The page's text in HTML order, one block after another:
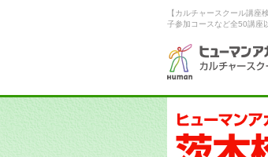
【カルチャースクール講座
子参加コースなど全50講座